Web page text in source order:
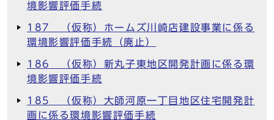
境影響評価手続
187 （仮称）ホームズ川崎店建設事業に係る
環境影響評価手続（廃止）
186 （仮称）新丸子東地区開発計画に係る環
境影響評価手続
185 （仮称）大師河原一丁目地区住宅開発計
画に係る環境影響評価手続